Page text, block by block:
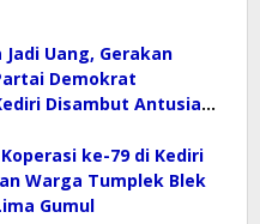
Jadi Uang, Gerakan
Demokrat
Disambut Antusias
ke-79 di Kediri
Warga Tumplek Blek
Gumul